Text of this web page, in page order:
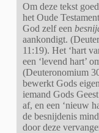
Om deze tekst
het Oude
God zelf een
aankondigt.
11:19). Het ‘hart
een ‘levend hart’
(Deuteronomium
bewerkt Gods
iemand Gods
af, en een ‘nieuw
de besnijdenis
door deze